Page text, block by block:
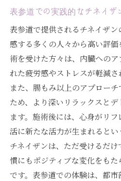
表参道で受けるチネ
健康と美容を両立す
表参道でのチネイザ
効果
健康美を目指すため
表参道でのチネイザ
化
表参道での実践的なチネイザ
表参道で提供されるチネイザ
感する多くの人々から高い評
術を受けた方々は、内臓への
れた疲労感やストレスが軽減さ
また、腸もみ以上のアプロー
ため、より深いリラックスと
ます。施術後には、心身がリ
活に新たな活力が生まれるとい
チネイザンは、ただ受けるだ
慣にもポジティブな変化をも
です。表参道での体験は、都